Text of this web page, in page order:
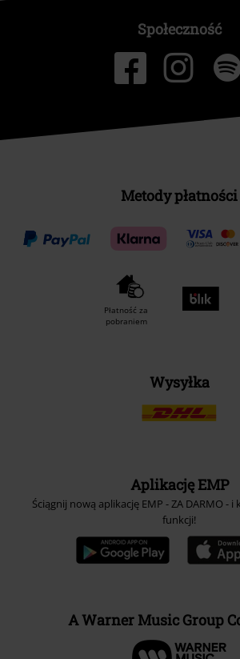
Społeczność
Metody płatności
Płatność za
pobraniem
Wysyłka
Aplikację EMP
Ściągnij nową aplikację EMP - ZA DARMO -
funkcji!
A Warner Music Group